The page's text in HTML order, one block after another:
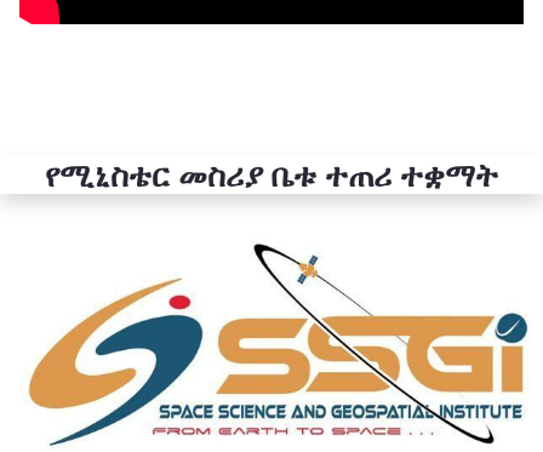
የሚኒስቴር መስሪያ ቤቱ ተጠሪ ተቋማት